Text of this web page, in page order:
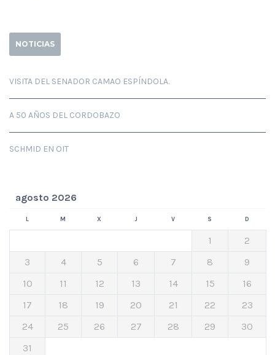
NOTICIAS
VISITA DEL SENADOR CAMAO ESPÍNDOLA.
A 50 AÑOS DEL CORDOBAZO
SCHMID EN OIT
agosto 2026
L M X J V S D
1
2
3
4 5 6 7 8
9
10
11 12 13 14 15
16
17
18 19 20 21 22
23
24
25 26 27 28 29
30
31